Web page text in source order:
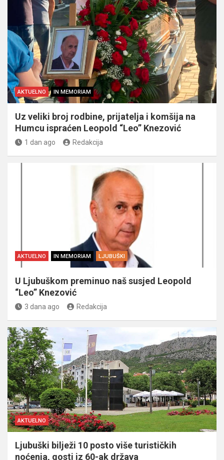
AKTUELNO IN MEMORIAM
Uz veliki broj rodbine, prijatelja i komšija na
Humcu ispraćen Leopold “Leo” Knezović
1 dan ago Redakcija
AKTUELNO IN MEMORIAM LJUBUŠKI
U Ljubuškom preminuo naš susjed Leopold
“Leo” Knezović
3 dana ago Redakcija
AKTUELNO
Ljubuški bilježi 10 posto više turističkih
noćenja, gosti iz 60-ak država